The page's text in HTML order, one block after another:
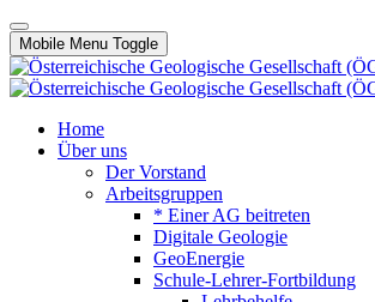
Mobile Menu Toggle
Home
Über uns
Der Vorstand
Arbeitsgruppen
* Einer AG beitreten
Digitale Geologie
GeoEnergie
Schule-Lehrer-Fortbildung